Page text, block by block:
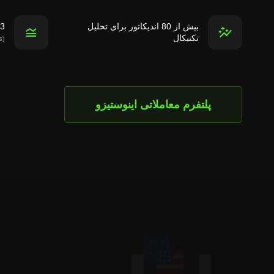
بیش از 80 اندیکاتور برای تحلیل
تکنیکال
3 مقیاس قیمت برای تحلیل تکنیکال
(linear, percentage, logarithmic scales)
پلتفرم معاملاتی اینوستیزو